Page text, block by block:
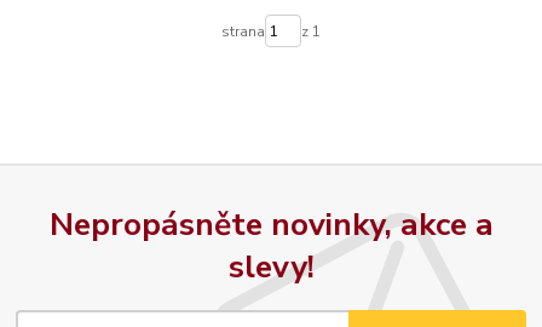
strana z 1
Nepropásněte novinky, akce a
slevy!